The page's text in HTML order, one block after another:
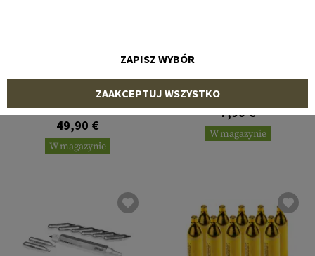
UMAREX
2x 12g Co2 Adapter
49,90 €
W magazynie
8g Co2 Capsules 10pcs
7,90 €
W magazynie
ZAPISZ WYBÓR
ZAAKCEPTUJ WSZYSTKO